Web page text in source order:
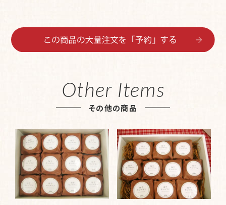
Other Items
その他の商品